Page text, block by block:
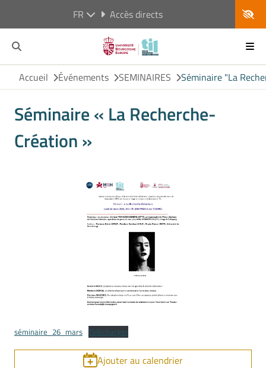
FR Accès directs
Accueil Événements SEMINAIRES Séminaire "La
Séminaire « La Recherche-
Création »
séminaire_26_mars Télécharger
Ajouter au calendrier